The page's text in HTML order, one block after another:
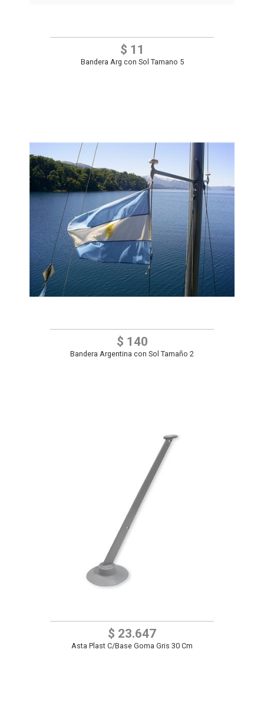
$ 11
Bandera Arg con Sol Tamano 5
$ 140
Bandera Argentina con Sol Tamaño 2
$ 23.647
Asta Plast C/Base Goma Gris 30 Cm